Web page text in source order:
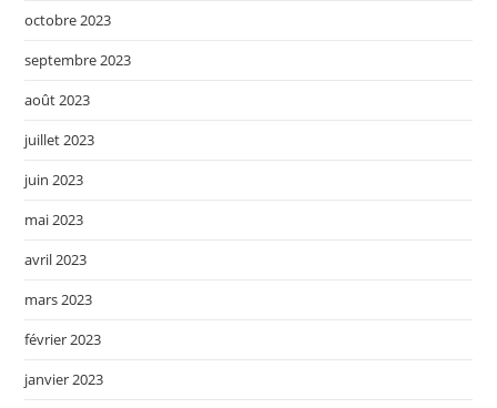
octobre 2023
septembre 2023
août 2023
juillet 2023
juin 2023
mai 2023
avril 2023
mars 2023
février 2023
janvier 2023